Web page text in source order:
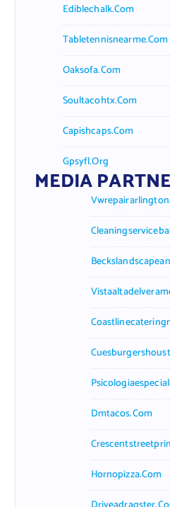
Ediblechalk.com
Tabletennisnearme.com
Oaksofa.com
Soultacohtx.com
Capishcaps.com
Gpsyfl.org
MEDIA
Dmtacos.com
Hornopizza.com